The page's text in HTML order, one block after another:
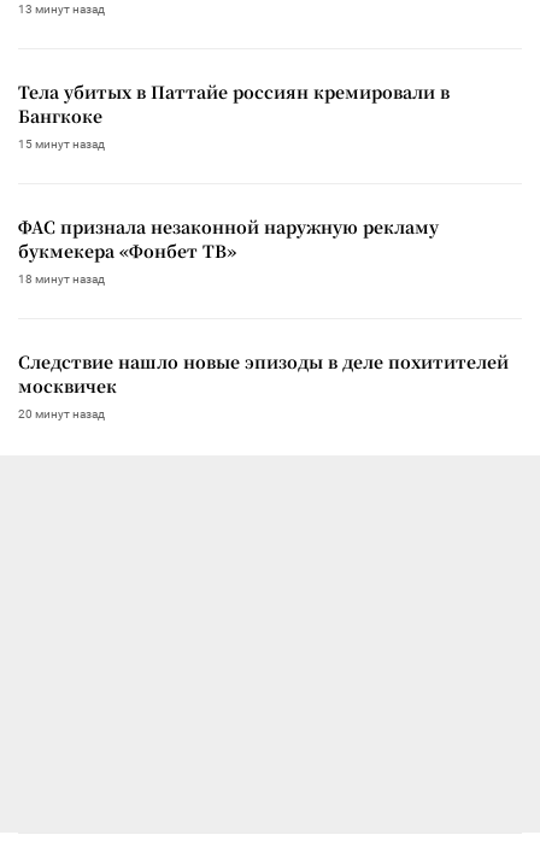
13 минут назад
Тела убитых в Паттайе россиян кремировали в
Бангкоке
15 минут назад
ФАС признала незаконной наружную рекламу
букмекера «Фонбет ТВ»
18 минут назад
Следствие нашло новые эпизоды в деле похитителей
москвичек
20 минут назад